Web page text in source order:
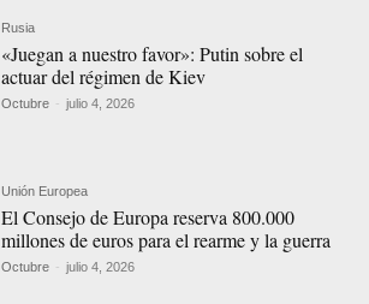
Rusia
«Juegan a nuestro favor»: Putin sobre el
actuar del régimen de Kiev
Octubre - julio 4, 2026
Unión Europea
El Consejo de Europa reserva 800.000
millones de euros para el rearme y la guerra
Octubre - julio 4, 2026